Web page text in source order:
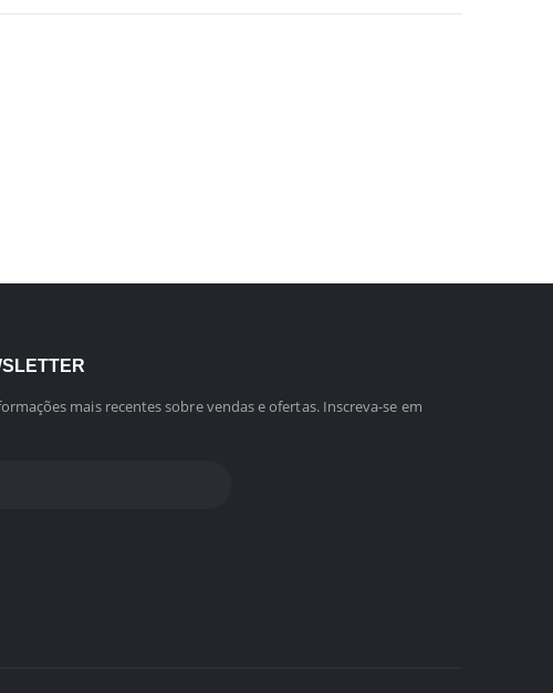
mais recentes sobre vendas e ofertas. Inscreva-se em